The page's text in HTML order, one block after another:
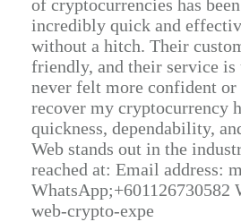
of cryptocurrencies has
incredibly quick and
without a hitch. Their
friendly, and their service
never felt more confident
recover my cryptocurrency
quickness, dependability,
Web stands out in the
reached at: Email address:
web-crypto-expe